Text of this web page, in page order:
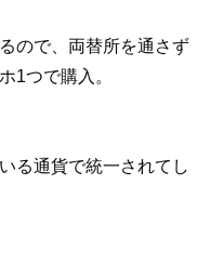
ので、両替所を通さず
1つで購入。
る通貨で統一されてし